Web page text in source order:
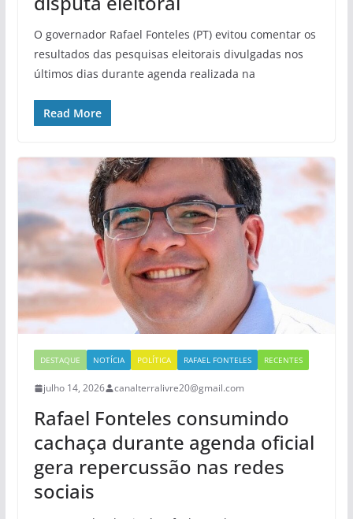
O governador Rafael Fonteles (PT) evitou comentar os
resultados das pesquisas eleitorais divulgadas nos
últimos dias durante agenda realizada na
Read More
DESTAQUE NOTÍCIA POLÍTICA RAFAEL FONTELES RECENTES
julho 14, 2026 canalterralivre20@gmail.com
Rafael Fonteles consumindo
cachaça durante agenda oficial
gera repercussão nas redes
sociais